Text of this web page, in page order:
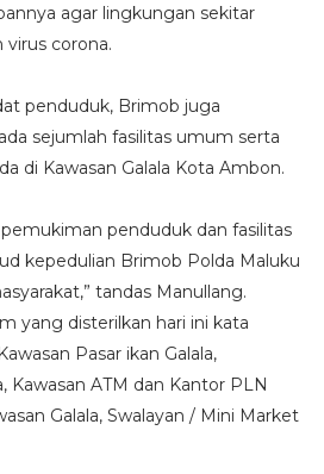
agar lingkungan sekitar
virus corona.
penduduk, Brimob juga
sejumlah fasilitas umum serta
di Kawasan Galala Kota Ambon.
pemukiman penduduk dan fasilitas
kepedulian Brimob Polda Maluku
tandas Manullang.
yang disterilkan hari ini kata
Pasar ikan Galala,
Kawasan ATM dan Kantor PLN
Galala, Swalayan / Mini Market